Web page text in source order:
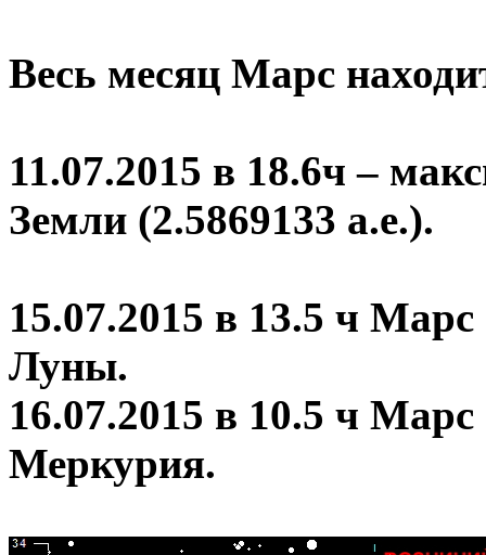
Весь месяц Марс
11.07.2015 в 18.6ч –
Земли (2.5869133 а.е.).
15.07.2015 в 13.5 ч
Луны.
16.07.2015 в 10.5 ч Марс
Меркурия.